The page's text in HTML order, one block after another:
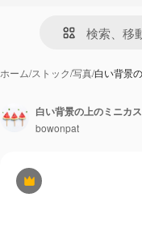
ホーム/ストック/写真/白い背景
Premium
白い背景の上のミニカ
bowonpat